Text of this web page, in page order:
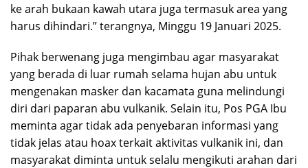
ke arah bukaan kawah utara juga termasuk area yang
harus dihindari.” terangnya, Minggu 19 Januari 2025.
Pihak berwenang juga mengimbau agar masyarakat
yang berada di luar rumah selama hujan abu untuk
mengenakan masker dan kacamata guna melindungi
diri dari paparan abu vulkanik. Selain itu, Pos PGA Ibu
meminta agar tidak ada penyebaran informasi yang
tidak jelas atau hoax terkait aktivitas vulkanik ini, dan
masyarakat diminta untuk selalu mengikuti arahan dari